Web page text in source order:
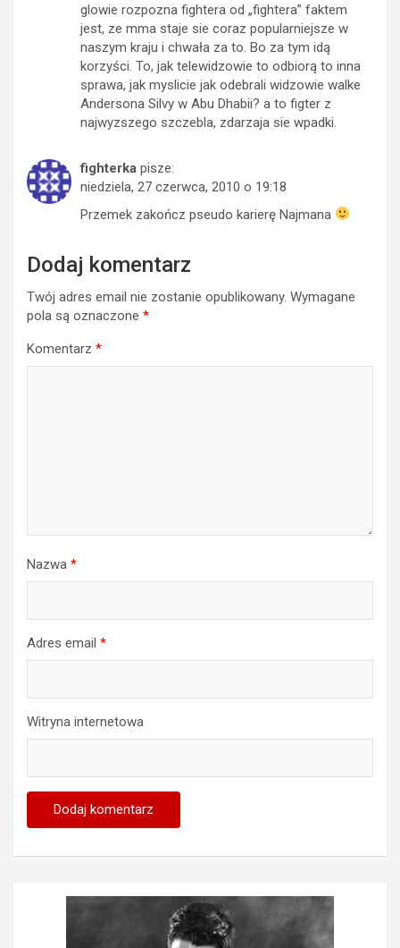
glowie rozpozna fightera od „fightera” faktem
jest, ze mma staje sie coraz popularniejsze w
naszym kraju i chwała za to. Bo za tym idą
korzyści. To, jak telewidzowie to odbiorą to inna
sprawa, jak myslicie jak odebrali widzowie walke
Andersona Silvy w Abu Dhabii? a to figter z
najwyzszego szczebla, zdarzaja sie wpadki.
fighterka pisze:
niedziela, 27 czerwca, 2010 o 19:18
Przemek zakończ pseudo karierę Najmana
Dodaj komentarz
Twój adres email nie zostanie opublikowany. Wymagane
pola są oznaczone *
Komentarz *
Nazwa *
Adres email *
Witryna internetowa